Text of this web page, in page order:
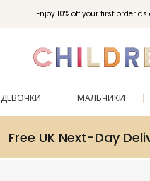
Enjoy 10% off your first order
ДЕВОЧКИ МАЛЬЧИКИ
Free UK Next-Day